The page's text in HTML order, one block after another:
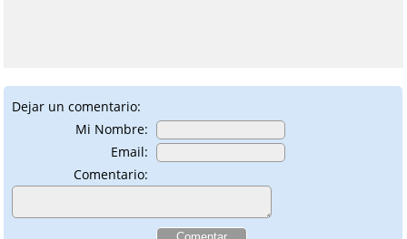
Dejar un comentario:
Mi Nombre:
Email:
Comentario: